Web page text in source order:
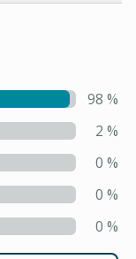
98 %
2 %
0 %
0 %
0 %